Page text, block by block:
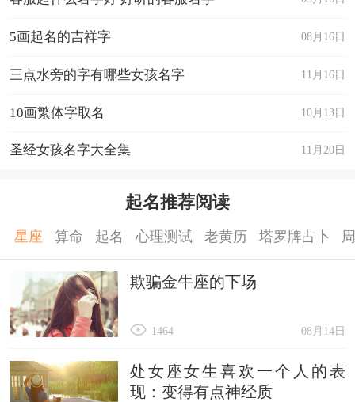
08月16日
5画起名的吉祥字
11月16日
三点水旁的字有哪些女孩名字
10月13日
10画繁体字取名
11月20日
圣经女孩名字大全集
起名推荐阅读
星座 算命 起名 心理测试 老黄历 塔罗牌占卜
欺骗金牛座的下场
08月14日
1464
处女座女生喜欢一个人的表
现：变得有点神经质